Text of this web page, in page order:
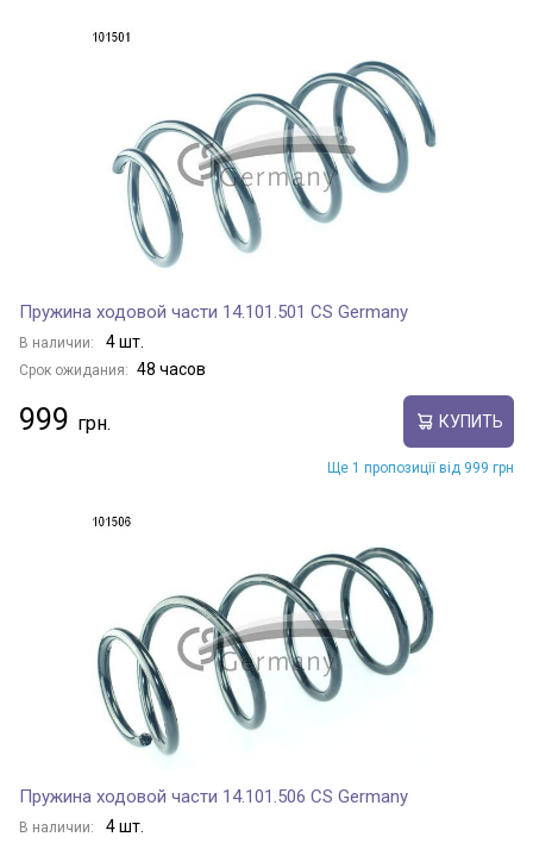
Пружина ходовой части 14.101.501 CS Germany
В наличии: 4 шт.
Срок ожидания: 48 часов
999 КУПИТЬ
Ще 1 пропозиції від 999 грн
Пружина ходовой части 14.101.506 CS Germany
В наличии: 4 шт.